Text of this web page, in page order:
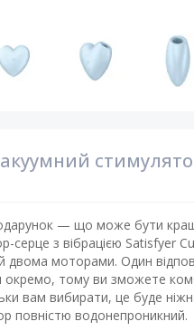
— що може бути
серце з вібрацією Satisfyer
двома моторами. Один
окремо, тому ви зможете
вам вибирати, це буде
повністю водонепроникний.